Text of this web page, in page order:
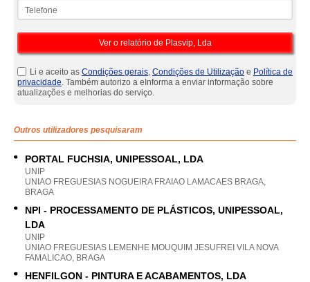
Li e aceito as Condições gerais, Condições de Utilização e Política de
privacidade. Também autorizo a eInforma a enviar informação sobre
atualizações e melhorias do serviço.
Outros utilizadores pesquisaram
PORTAL FUCHSIA, UNIPESSOAL, LDA
UNIP
UNIAO FREGUESIAS NOGUEIRA FRAIAO LAMACAES BRAGA,
BRAGA
NPI - PROCESSAMENTO DE PLÁSTICOS, UNIPESSOAL,
LDA
UNIP
UNIAO FREGUESIAS LEMENHE MOUQUIM JESUFREI VILA NOVA
FAMALICAO, BRAGA
HENFILGON - PINTURA E ACABAMENTOS, LDA